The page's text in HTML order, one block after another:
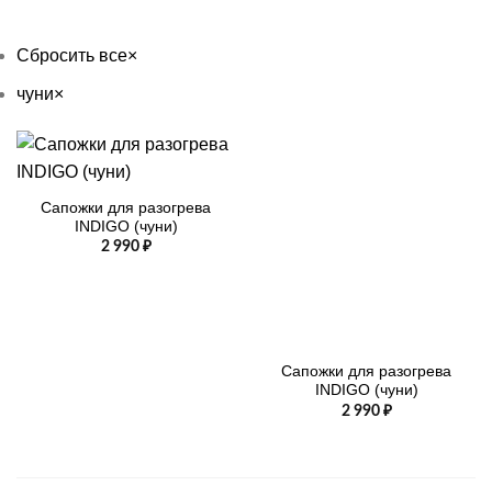
Сбросить все×
чуни×
Сапожки для разогрева
INDIGO (чуни)
2 990 ₽
Сапожки для разогрева
INDIGO (чуни)
2 990 ₽